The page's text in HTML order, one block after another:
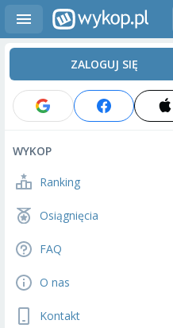
ZALOGUJ SIĘ
WYKOP
Ranking
Osiągnięcia
FAQ
O nas
Kontakt